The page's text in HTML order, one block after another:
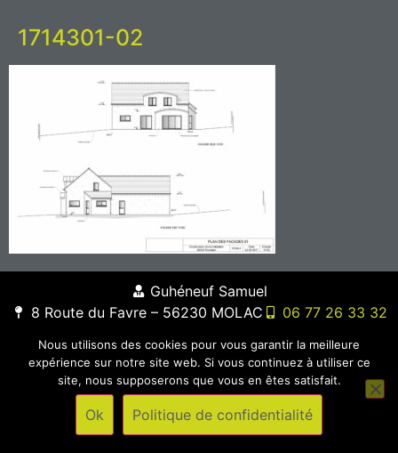
1714301-02
Guhéneuf Samuel
8 Route du Favre – 56230 MOLAC
06 77 26 33 32
Nous utilisons des cookies pour vous garantir la meilleure
expérience sur notre site web. Si vous continuez à utiliser ce
site, nous supposerons que vous en êtes satisfait.
Ok Politique de confidentialité